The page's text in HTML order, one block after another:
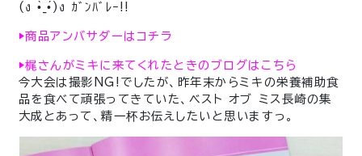
(ง •̀_•́)ง ｶﾞﾝﾊﾞﾚｰ!!
▶︎商品アンバサダーはコチラ
▶︎梶さんがミキに来てくれたときのブログはこちら
今大会は撮影NG!でしたが、昨年末からミキの栄養補助食
品を食べて頑張ってきていた、ベスト オブ ミス長崎の集
大成とあって、精一杯お伝えしたいと思いますっ。